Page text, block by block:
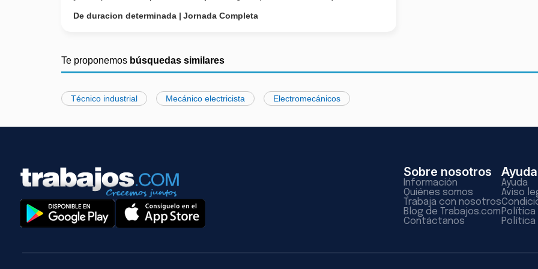
De duracion determinada
Jornada Completa
Te proponemos búsquedas similares
Técnico industrial Mecánico electricista Electromecánicos
Sobre nosotros
Información
Quiénes somos
Trabaja con nosotros
Blog de Trabajos.com
Contáctanos
Ayuda
Ayuda
Aviso
Política